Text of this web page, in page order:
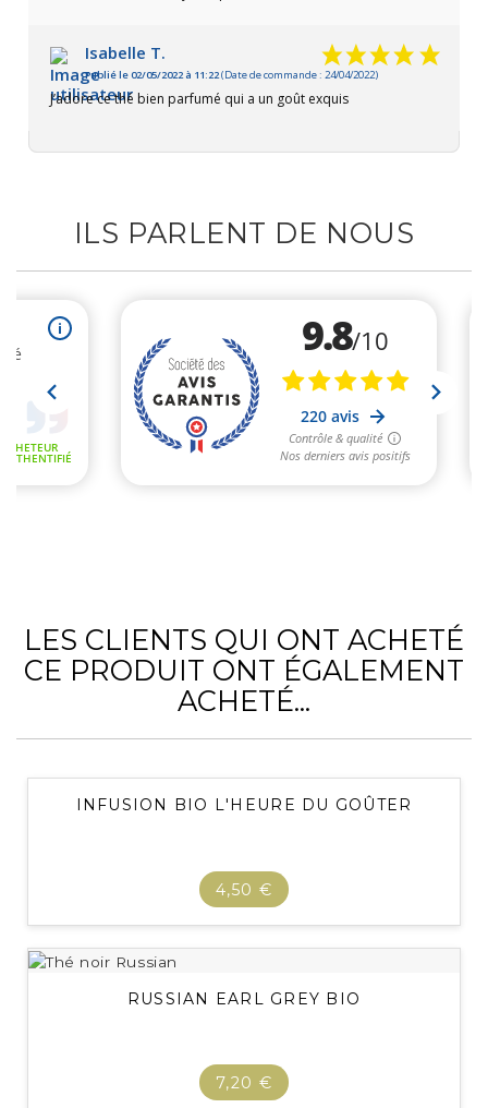
Isabelle T.
Publié le 02/05/2022 à 11:22(Date de commande : 24/04/2022)
J’adore ce thé bien parfumé qui a un goût exquis
ILS PARLENT DE NOUS
LES CLIENTS QUI ONT ACHETÉ
CE PRODUIT ONT ÉGALEMENT
ACHETÉ...
INFUSION BIO L'HEURE DU GOÛTER
4,50 €
RUSSIAN EARL GREY BIO
7,20 €